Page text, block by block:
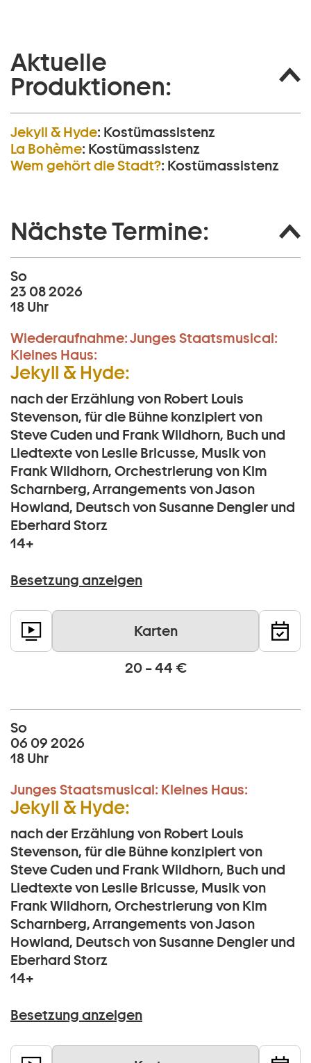
Aktuelle
Produktionen:
Jekyll & Hyde: Kostümassistenz
La Bohème: Kostümassistenz
Wem gehört die Stadt?: Kostümassistenz
Nächste Termine:
So
23 08 2026
18 Uhr
Wiederaufnahme:Junges Staatsmusical:
Kleines Haus:
Jekyll & Hyde:
nach der Erzählung von Robert Louis
Stevenson, für die Bühne konzipiert von
Steve Cuden und Frank Wildhorn, Buch und
Liedtexte von Leslie Bricusse, Musik von
Frank Wildhorn, Orchestrierung von Kim
Scharnberg, Arrangements von Jason
Howland, Deutsch von Susanne Dengler und
Eberhard Storz
14+
Besetzung anzeigen
Karten
20 – 44 €
So
06 09 2026
18 Uhr
Junges Staatsmusical: Kleines Haus:
Jekyll & Hyde:
nach der Erzählung von Robert Louis
Stevenson, für die Bühne konzipiert von
Steve Cuden und Frank Wildhorn, Buch und
Liedtexte von Leslie Bricusse, Musik von
Frank Wildhorn, Orchestrierung von Kim
Scharnberg, Arrangements von Jason
Howland, Deutsch von Susanne Dengler und
Eberhard Storz
14+
Besetzung anzeigen